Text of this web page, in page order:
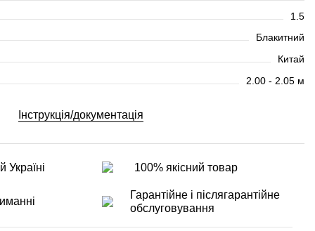
1.5
Блакитний
Китай
2.00 - 2.05 м
Інструкція/документація
Україні 100% якісний товар
Гарантійне і післягарантійне
обслуговування